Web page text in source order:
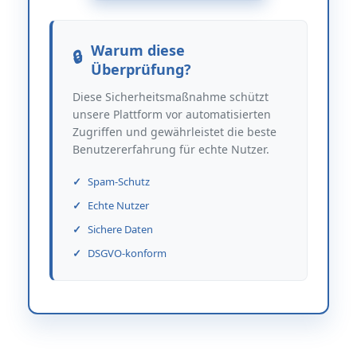
Warum diese
Überprüfung?
Diese Sicherheitsmaßnahme schützt
unsere Plattform vor automatisierten
Zugriffen und gewährleistet die beste
Benutzererfahrung für echte Nutzer.
Spam-Schutz
Echte Nutzer
Sichere Daten
DSGVO-konform